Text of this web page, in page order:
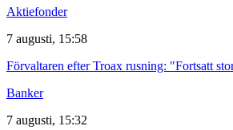
Aktiefonder
7 augusti, 15:58
Förvaltaren efter Troax rusning: "Fortsatt
Banker
7 augusti, 15:32